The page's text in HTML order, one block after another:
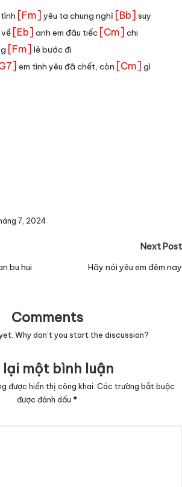
[Fm] yêu ta chung nghĩ [Bb] suy
[Eb] anh em đâu tiếc [Cm] chi
[Fm] lẽ bước đi
em tình yêu đã chết, còn [Cm] gì
7, 2024
bu hui
Next Post
Hãy nói yêu em đêm nay
Comments
Why don’t you start the discussion?
một bình luận
được hiển thị công khai. Các trường bắt buộc
được đánh dấu *